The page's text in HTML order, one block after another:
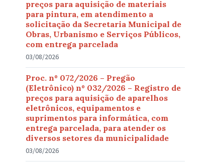
preços para aquisição de materiais
para pintura, em atendimento a
solicitação da Secretaria Municipal de
Obras, Urbanismo e Serviços Públicos,
com entrega parcelada
03/08/2026
Proc. nº 072/2026 – Pregão
(Eletrônico) nº 032/2026 – Registro de
preços para aquisição de aparelhos
eletrônicos, equipamentos e
suprimentos para informática, com
entrega parcelada, para atender os
diversos setores da municipalidade
03/08/2026